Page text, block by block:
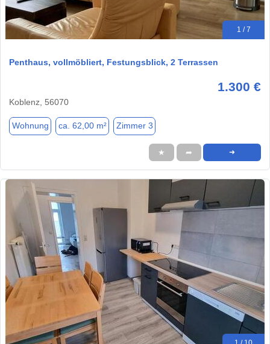
1 / 7
Penthaus, vollmöbliert, Festungsblick, 2 Terrassen
1.300 €
Koblenz, 56070
Wohnung ca. 62,00 m² Zimmer 3
★ ➦ ➜